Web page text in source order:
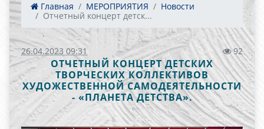
Главная МЕРОПРИЯТИЯ
Новости
Отчетный концерт детск...
26.04.2023 09:31 92
ОТЧЕТНЫЙ КОНЦЕРТ ДЕТСКИХ
ТВОРЧЕСКИХ КОЛЛЕКТИВОВ
ХУДОЖЕСТВЕННОЙ САМОДЕЯТЕЛЬНОСТИ
- «ПЛАНЕТА ДЕТСТВА».